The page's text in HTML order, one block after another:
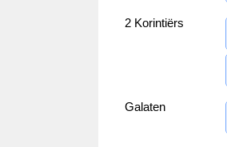
2 Korintiërs
Galaten